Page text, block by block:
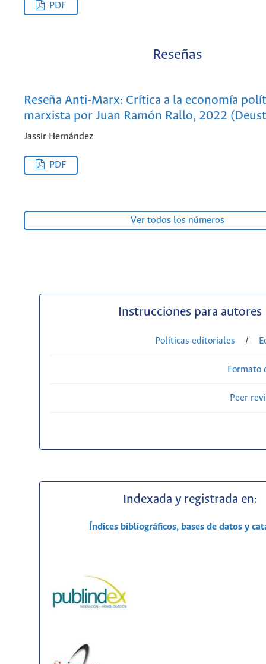
PDF
Reseñas
Reseña Anti-Marx: Crítica a la economía
marxista por Juan Ramón Rallo, 2022
Jassir Hernández
PDF
Ver todos los números
Instrucciones para autores
Políticas editoriales /
Formato
Peer
Indexada y registrada en:
Índices bibliográficos, bases de datos y